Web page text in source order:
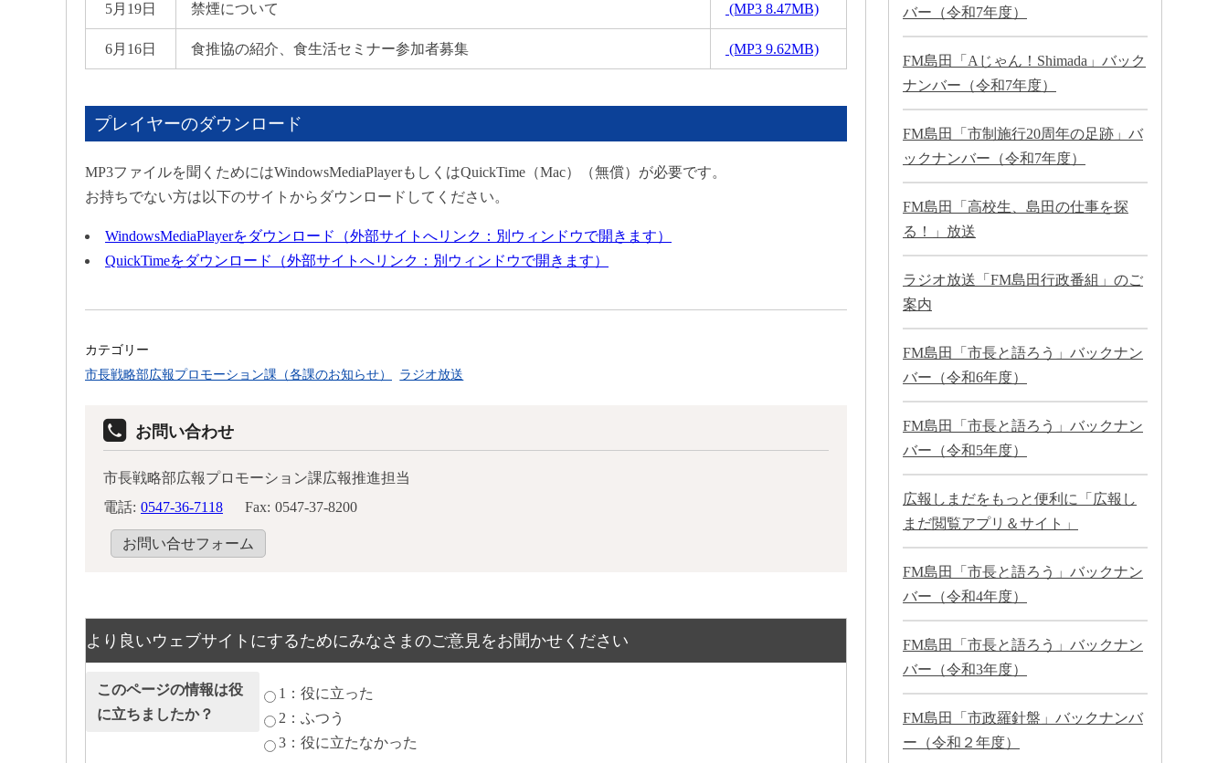
5月19日 禁煙について (MP3 8.47MB)
6月16日 食推協の紹介、食生活セミナー参加者募集 (MP3 9.62MB)
プレイヤーのダウンロード
MP3ファイルを聞くためにはWindowsMediaPlayerもしくはQuickTime（Mac）（無償）が必要です。
お持ちでない方は以下のサイトからダウンロードしてください。
WindowsMediaPlayerをダウンロード（外部サイトへリンク：別ウィンドウで開きます）
QuickTimeをダウンロード（外部サイトへリンク：別ウィンドウで開きます）
カテゴリー
市長戦略部広報プロモーション課（各課のお知らせ）
ラジオ放送
お問い合わせ
市長戦略部広報プロモーション課広報推進担当
電話: 0547-36-7118 Fax: 0547-37-8200
お問い合せフォーム
より良いウェブサイトにするためにみなさまのご意見をお聞かせください
このページの情報は役
に立ちましたか？
1：役に立った
2：ふつう
3：役に立たなかった
バー（令和7年度）
FM島田「Aじゃん！Shimada」バック
ナンバー（令和7年度）
FM島田「市制施行20周年の足跡」バ
ックナンバー（令和7年度）
FM島田「高校生、島田の仕事を探
る！」放送
ラジオ放送「FM島田行政番組」のご
案内
FM島田「市長と語ろう」バックナン
バー（令和6年度）
FM島田「市長と語ろう」バックナン
バー（令和5年度）
広報しまだをもっと便利に「広報し
まだ閲覧アプリ＆サイト」
FM島田「市長と語ろう」バックナン
バー（令和4年度）
FM島田「市長と語ろう」バックナン
バー（令和3年度）
FM島田「市政羅針盤」バックナンバ
ー（令和２年度）